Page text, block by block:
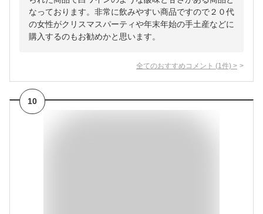
なっております。非常に飲みやすい商品ですので２０代
の女性がクリスマスパーティや年末年始の手土産などに
購入するのもお勧めかと思います。
全てのおすすめコメント (1 件) >
10